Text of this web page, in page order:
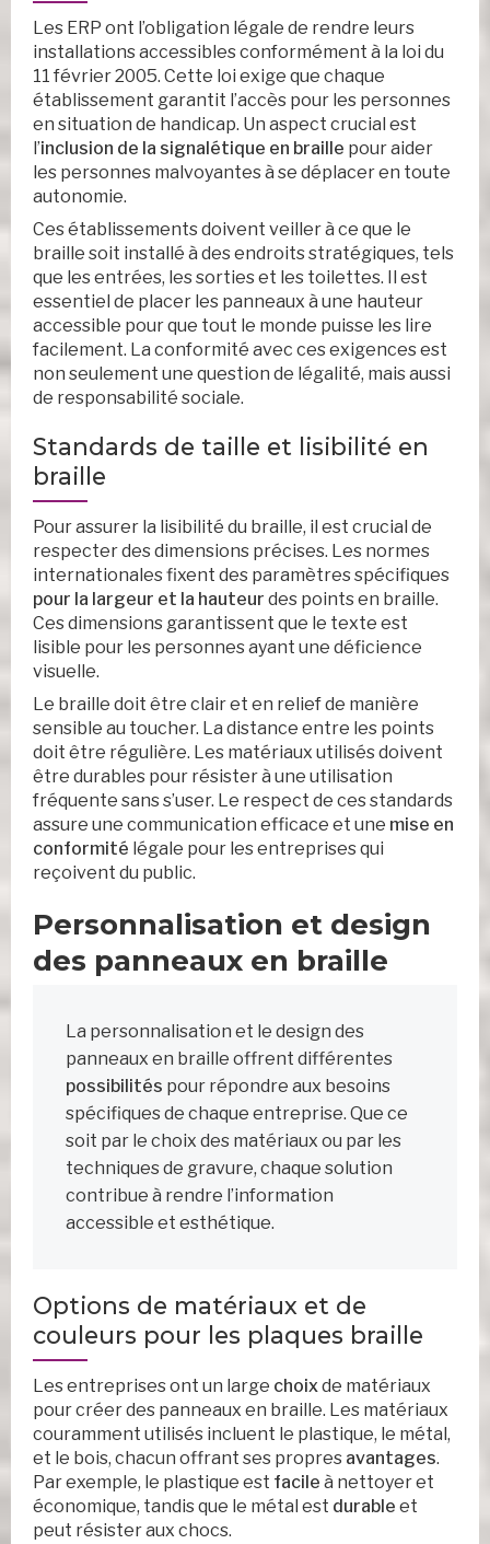
Les ERP ont l’obligation légale de rendre leurs
installations accessibles conformément à la loi du
11 février 2005. Cette loi exige que chaque
établissement garantit l’accès pour les personnes
en situation de handicap. Un aspect crucial est
l’inclusion de la signalétique en braille pour aider
les personnes malvoyantes à se déplacer en toute
autonomie.
Ces établissements doivent veiller à ce que le
braille soit installé à des endroits stratégiques, tels
que les entrées, les sorties et les toilettes. Il est
essentiel de placer les panneaux à une hauteur
accessible pour que tout le monde puisse les lire
facilement. La conformité avec ces exigences est
non seulement une question de légalité, mais aussi
de responsabilité sociale.
Standards de taille et lisibilité en
braille
Pour assurer la lisibilité du braille, il est crucial de
respecter des dimensions précises. Les normes
internationales fixent des paramètres spécifiques
pour la largeur et la hauteur des points en braille.
Ces dimensions garantissent que le texte est
lisible pour les personnes ayant une déficience
visuelle.
Le braille doit être clair et en relief de manière
sensible au toucher. La distance entre les points
doit être régulière. Les matériaux utilisés doivent
être durables pour résister à une utilisation
fréquente sans s’user. Le respect de ces standards
assure une communication efficace et une mise en
conformité légale pour les entreprises qui
reçoivent du public.
Personnalisation et design
des panneaux en braille
La personnalisation et le design des
panneaux en braille offrent différentes
possibilités pour répondre aux besoins
spécifiques de chaque entreprise. Que ce
soit par le choix des matériaux ou par les
techniques de gravure, chaque solution
contribue à rendre l’information
accessible et esthétique.
Options de matériaux et de
couleurs pour les plaques braille
Les entreprises ont un large choixde matériaux
pour créer des panneaux en braille. Les matériaux
couramment utilisés incluent le plastique, le métal,
et le bois, chacun offrant ses propres avantages.
Par exemple, le plastique est facile à nettoyer et
économique, tandis que le métal est durable et
peut résister aux chocs.